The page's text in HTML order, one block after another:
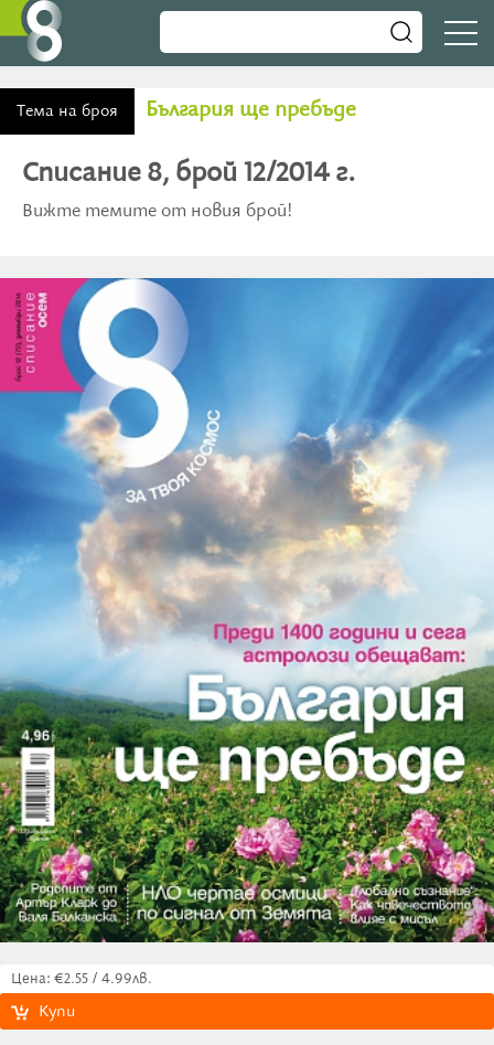
Тема на броя България ще пребъде
Списание 8, брой 12/2014 г.
Вижте темите от новия брой!
Цена: €2.55 / 4.99лв.
Купи